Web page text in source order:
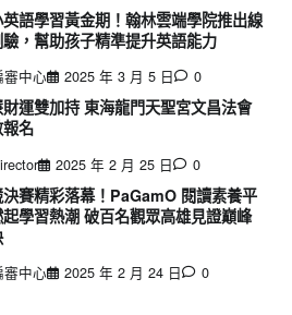
英語學習黃金期！翰林雲端學院推出線
，幫助孩子精準提升英語能力
審中心 2025 年 3 月 5 日 0
運雙加持 東海龍門天聖宮文昌法會
名
2025 年 2 月 25 日 0
決賽精彩落幕！PaGamO 閱讀素養平
起學習熱潮 破百名觀眾高雄見證巔峰
審中心 2025 年 2 月 24 日 0